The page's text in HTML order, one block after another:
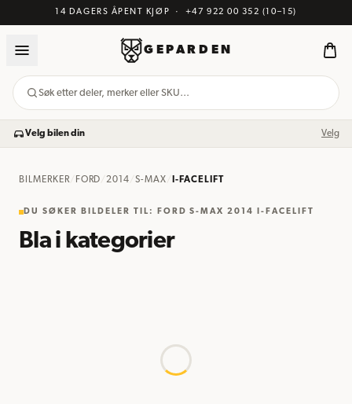
14 DAGERS ÅPENT KJØP · +47 922 00 352 (10–15)
GEPARDEN
Søk etter deler, merker eller SKU…
Velg bilen din Velg
BILMERKER/ FORD /2014 /S-MAX I-FACELIFT
DU SØKER BILDELER TIL : FORD S-MAX 2014 I-FACELIFT
Bla i kategorier